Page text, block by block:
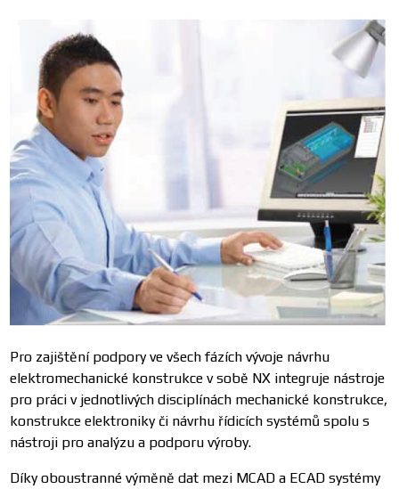
Pro zajištění podpory ve všech fázích vývoje návrhu
elektromechanické konstrukce v sobě NX integruje nástroje
pro práci v jednotlivých disciplínách mechanické konstrukce,
konstrukce elektroniky či návrhu řídicích systémů spolu s
nástroji pro analýzu a podporu výroby.
Díky oboustranné výměně dat mezi MCAD a ECAD systémy